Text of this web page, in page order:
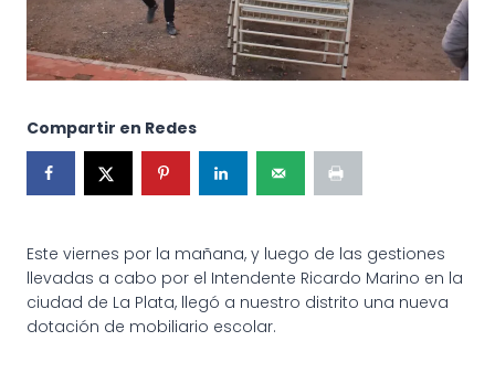
Compartir en Redes
Este viernes por la mañana, y luego de las gestiones
llevadas a cabo por el Intendente Ricardo Marino en la
ciudad de La Plata, llegó a nuestro distrito una nueva
dotación de mobiliario escolar.